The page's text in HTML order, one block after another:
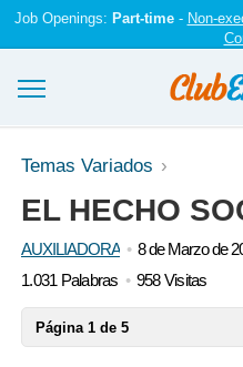
Job Openings: Part-time- Non-
Ensayos y trabajos
Registrarse
Iniciar sesión
Temas Variados
EL HECHO
AUXILIADORA
8 de Marzo de
1.031 Palabras
958 Visitas
Página 1 de 5